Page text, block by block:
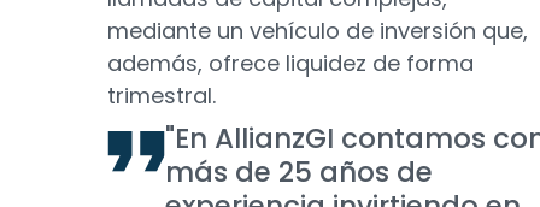
mediante un vehículo de inversión que,
además, ofrece liquidez de forma
trimestral.
"En AllianzGI contamos
más de 25 años de